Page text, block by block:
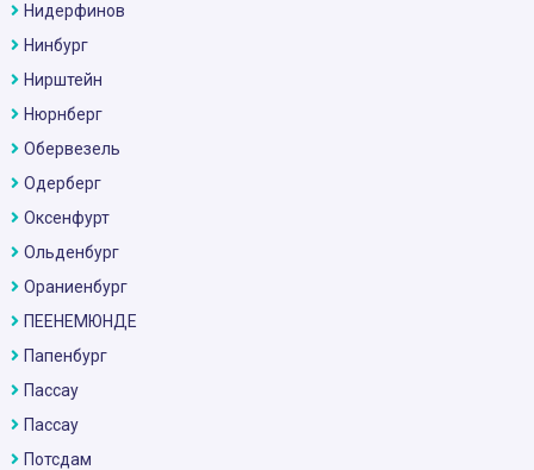
Нидерфинов
Нинбург
Нирштейн
Нюрнберг
Обервезель
Одерберг
Оксенфурт
Ольденбург
Ораниенбург
ПЕЕНЕМЮНДЕ
Папенбург
Пассау
Пассау
Потсдам